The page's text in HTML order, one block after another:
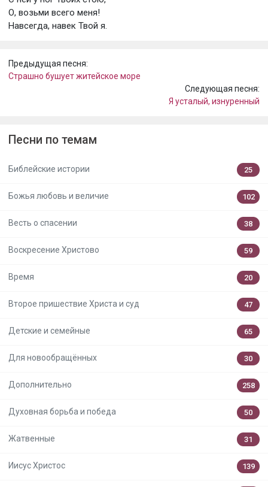
О, возьми всего меня!
Навсегда, навек Твой я.
Предыдущая песня:
Страшно бушует житейское море
Следующая песня:
Я усталый, изнуренный
Песни по темам
Библейские истории 25
Божья любовь и величие 102
Весть о спасении 38
Воскресение Христово 59
Время 20
Второе пришествие Христа и суд 47
Детские и семейные 65
Для новообращённых 30
Дополнительно 258
Духовная борьба и победа 50
Жатвенные 31
Иисус Христос 139